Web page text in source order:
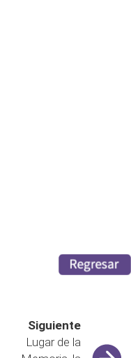
Siguiente
Lugar de la